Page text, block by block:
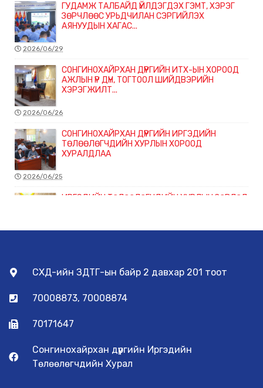
ГУДАМЖ ТАЛБАЙД ҮЙЛДЭГДЭХ ГЭМТ, ХЭРЭГ
ЗӨРЧЛӨӨС УРЬДЧИЛАН СЭРГИЙЛЭХ
АЯНУУДЫН ХАГАС...
2026/06/29
СОНГИНОХАЙРХАН ДҮҮРГИЙН ИТХ-ЫН ХОРООД
АЖЛЫН ҮР ДҮН, ТОГТООЛ ШИЙДВЭРИЙН
ХЭРЭГЖИЛТ...
2026/06/26
СОНГИНОХАЙРХАН ДҮҮРГИЙН ИРГЭДИЙН
ТӨЛӨӨЛӨГЧДИЙН ХУРЛЫН ХОРООД
ХУРАЛДЛАА
2026/06/25
ИРГЭДИЙН ТӨЛӨӨЛӨГЧДИЙН ХУРЛЫН ЗӨВЛӨЛ
ТӨСЛҮҮДИЙН ХЭРЭГЖИЛТЭД ХЯНАЛТ ТАВИХ
ГАМШГИЙН ЭРСДЭЛИЙГ БУУРУУЛАХ
ХУРАЛДЛАА
2026/06/05
СХД-ийн ЗДТГ-ын байр 2 давхар 201 тоот
70008873, 70008874
70171647
Сонгинохайрхан дүүргийн Иргэдийн
Төлөөлөгчдийн Хурал